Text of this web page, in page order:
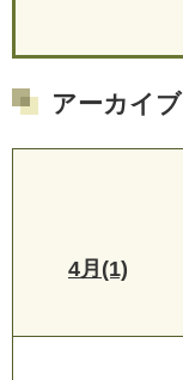
アーカイブ
4月(1)